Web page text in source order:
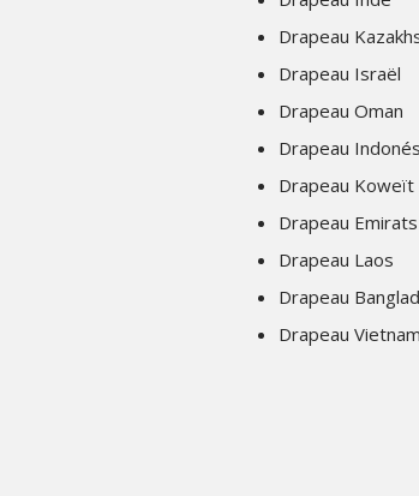
Drapeau
Drapeau Israël
Drapeau Oman
Drapeau
Drapeau Koweït
Drapeau
Drapeau Laos
Drapeau
Drapeau Vietnam